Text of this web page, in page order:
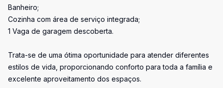
Banheiro;
Cozinha com área de serviço integrada;
1 Vaga de garagem descoberta.
Trata-se de uma ótima oportunidade para atender diferentes
estilos de vida, proporcionando conforto para toda a família e
excelente aproveitamento dos espaços.